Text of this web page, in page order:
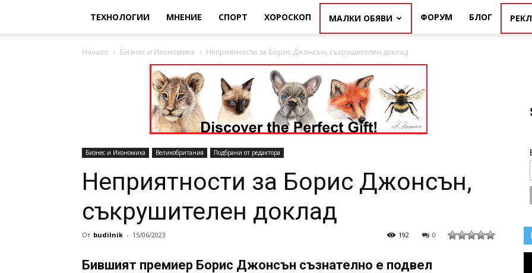
ТЕХНОЛОГИИ МНЕНИЕ СПОРТ ХОРОСКОП МАЛКИ ОБЯВИ ФОРУМ БЛОГ
Начало Бизнес и Икономика Неприятности за Борис Джонсън, съкрушителен доклад
Бизнес и Икономика Великобритания Подбрани от редактора
Неприятности за Борис Джонсън,
съкрушителен доклад
От budilnik - 15/06/2023 0
192
Бившият премиер Борис Джонсън съзнателно е подвел